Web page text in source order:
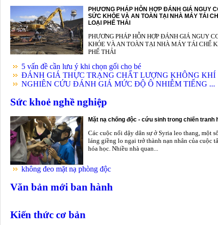
PHƯƠNG PHÁP HỖN HỢP ĐÁNH GIÁ NGUY
SỨC KHỎE VÀ AN TOÀN TẠI NHÀ MÁY TÁI
LOẠI PHẾ THẢI
PHƯƠNG PHÁP HỖN HỢP ĐÁNH GIÁ NGUY
KHỎE VÀ AN TOÀN TẠI NHÀ MÁY TÁI CHẾ
PHẾ THẢI
5 vấn đề cần lưu ý khi chọn gối cho bé
ĐÁNH GIÁ THỰC TRẠNG CHẤT LƯỢNG KHÔNG KHÍ
NGHIÊN CỨU ĐÁNH GIÁ MỨC ĐỘ Ô NHIỄM TIẾNG ...
Sức khoẻ nghề nghiệp
Mặt nạ chống độc - cứu sinh trong chiến tranh
Các cuộc nổi dậy dân sự ở Syria leo thang, một
láng giềng lo ngại trở thành nạn nhân của cuộc
hóa học. Nhiều nhà quan...
không đeo mặt nạ phòng độc
Văn bản mới ban hành
Kiến thức cơ bản